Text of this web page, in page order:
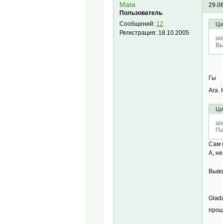
Mata
Пользователь
Сообщений: 12
Регистрация: 18.10.2005
Гы
Ага.
Сам
А,